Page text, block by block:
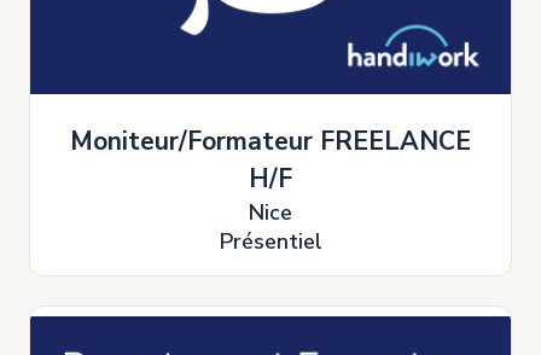
Moniteur/Formateur FREELANCE
H/F
Nice
Présentiel